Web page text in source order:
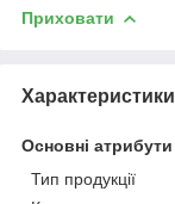
Приховати
Характеристики
Основні атрибути
Тип продукції